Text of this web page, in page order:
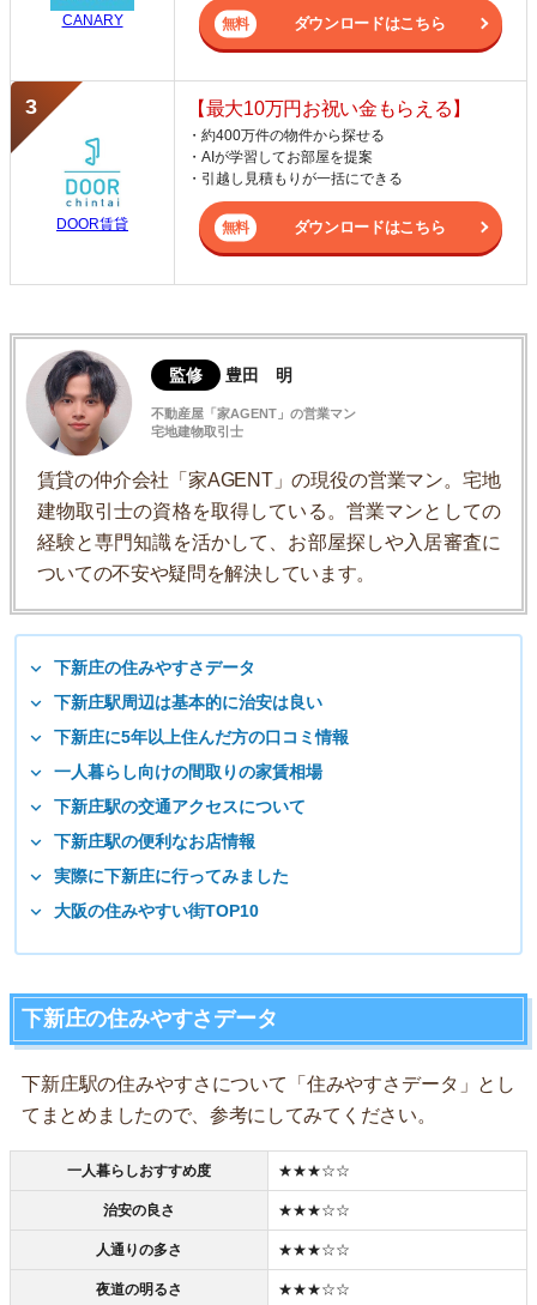
CANARY ダウンロードはこちら
DOOR賃貸
【最大10万円お祝い金もらえる】
・約400万件の物件から探せる
・AIが学習してお部屋を提案
・引越し見積もりが一括にできる
ダウンロードはこちら
監修 豊田 明
不動産屋「家AGENT」の営業マン
宅地建物取引士
賃貸の仲介会社「家AGENT」の現役の営業マン。宅地
建物取引士の資格を取得している。営業マンとしての
経験と専門知識を活かして、お部屋探しや入居審査に
ついての不安や疑問を解決しています。
下新庄の住みやすさデータ
下新庄駅周辺は基本的に治安は良い
下新庄に5年以上住んだ方の口コミ情報
一人暮らし向けの間取りの家賃相場
下新庄駅の交通アクセスについて
下新庄駅の便利なお店情報
実際に下新庄に行ってみました
大阪の住みやすい街TOP10
下新庄の住みやすさデータ
下新庄駅の住みやすさについて「住みやすさデータ」とし
てまとめましたので、参考にしてみてください。
一人暮らしおすすめ度 ★★★☆☆
治安の良さ ★★★☆☆
人通りの多さ ★★★☆☆
夜道の明るさ ★★★☆☆